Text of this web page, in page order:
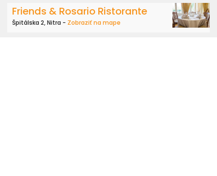
Friends & Rosario Ristorante
Špitálska 2, Nitra - Zobraziť na mape